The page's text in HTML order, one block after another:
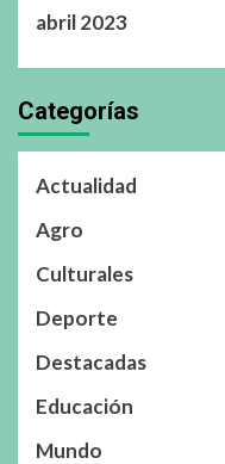
abril 2023
Categorías
Actualidad
Agro
Culturales
Deporte
Destacadas
Educación
Mundo